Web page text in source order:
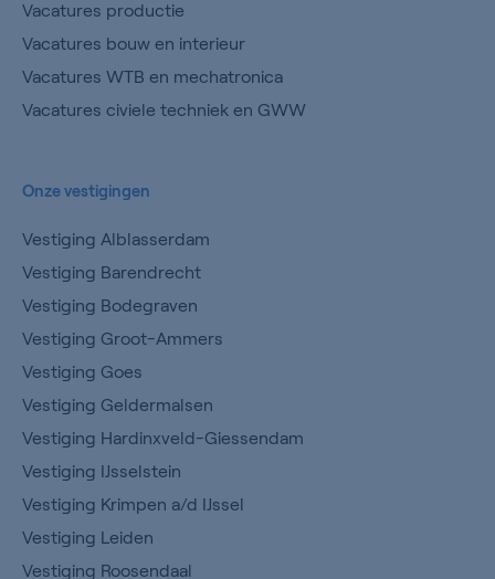
Vacatures productie
Vacatures bouw en interieur
Vacatures WTB en mechatronica
Vacatures civiele techniek en GWW
Onze vestigingen
Vestiging Alblasserdam
Vestiging Barendrecht
Vestiging Bodegraven
Vestiging Groot-Ammers
Vestiging Goes
Vestiging Geldermalsen
Vestiging Hardinxveld-Giessendam
Vestiging IJsselstein
Vestiging Krimpen a/d IJssel
Vestiging Leiden
Vestiging Roosendaal